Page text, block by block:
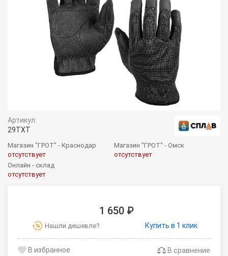
Артикул:
29TXT
Магазин "ГРОТ" - Краснодар
отсутствует
Магазин "ГРОТ" - Омск
отсутствует
Онлайн - склад
отсутствует
1 650 ₽
Нашли дешевле? Купить в 1 клик
В сравнение